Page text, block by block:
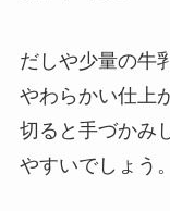
だしや少量の牛
やわらかい仕上
切ると手づかみ
やすいでしょう。